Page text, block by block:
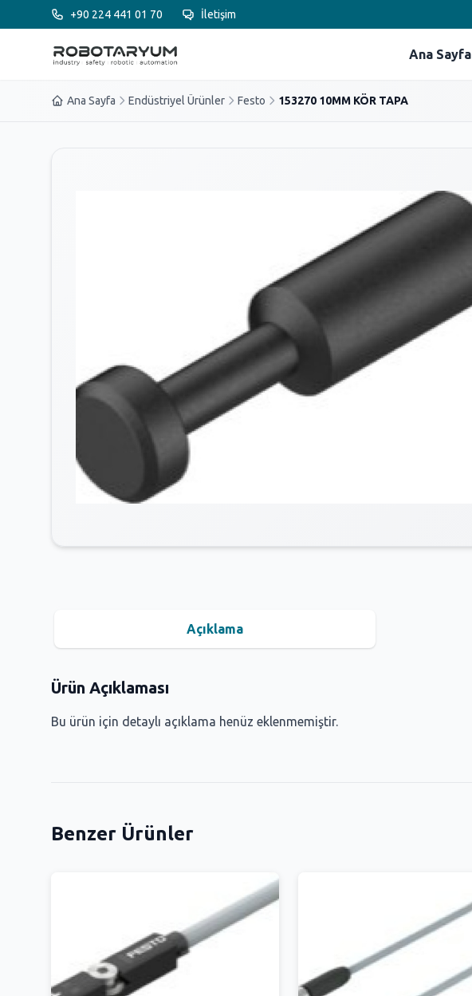
Ana içeriğe geç+90 224 441 01 70 İletişim
Ana Sayfa
Ana Sayfa Endüstriyel Ürünler Festo 153270 10MM KÖR TAPA
Açıklama
Ürün Açıklaması
Bu ürün için detaylı açıklama henüz eklenmemiştir.
Benzer Ürünler